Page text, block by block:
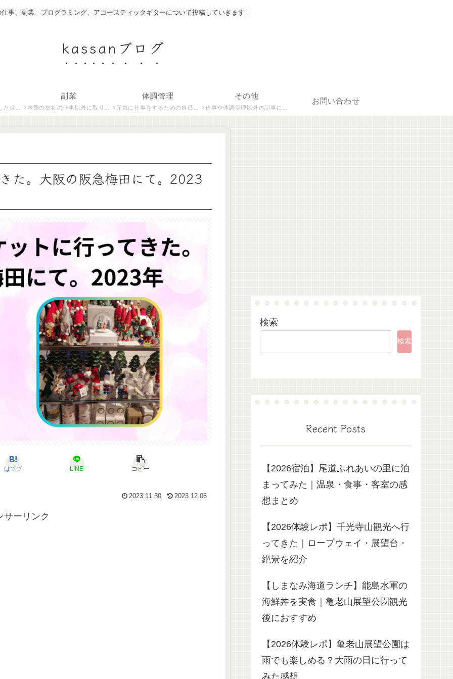
仕事、副業、プログラミング、アコースティックギターについて投稿していきます
kassanブログ
紹介します。
副業
本業の福祉の仕事以外に取り組んでいる仕事について紹介します。
体調管理
元気に仕事をするための自己管理術について説明します。
その他
仕事や体調管理以外の記事について執筆しています。
お問い合わせ
た。大阪の阪急梅田にて。2023
はてブ LINE コピー
2023.11.30 2023.12.06
サーリンク
検索
検索
Recent Posts
【2026宿泊】尾道ふれあいの里に泊
まってみた｜温泉・食事・客室の感
想まとめ
【2026体験レポ】千光寺山観光へ行
ってきた｜ロープウェイ・展望台・
絶景を紹介
【しまなみ海道ランチ】能島水軍の
海鮮丼を実食｜亀老山展望公園観光
後におすすめ
【2026体験レポ】亀老山展望公園は
雨でも楽しめる？大雨の日に行って
みた感想